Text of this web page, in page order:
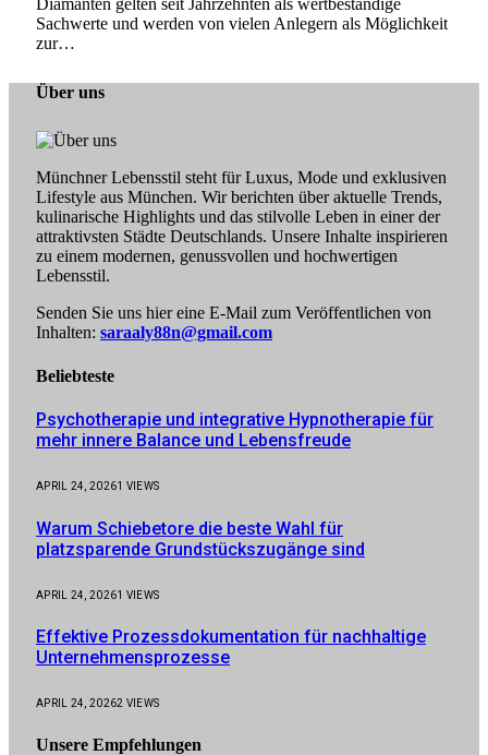
Diamanten gelten seit Jahrzehnten als wertbeständige
Sachwerte und werden von vielen Anlegern als Möglichkeit
zur…
Über uns
Münchner Lebensstil steht für Luxus, Mode und exklusiven
Lifestyle aus München. Wir berichten über aktuelle Trends,
kulinarische Highlights und das stilvolle Leben in einer der
attraktivsten Städte Deutschlands. Unsere Inhalte inspirieren
zu einem modernen, genussvollen und hochwertigen
Lebensstil.
Senden Sie uns hier eine E-Mail zum Veröffentlichen von
Inhalten: saraaly88n@gmail.com
Beliebteste
Psychotherapie und integrative Hypnotherapie für
mehr innere Balance und Lebensfreude
APRIL 24, 20261 VIEWS
Warum Schiebetore die beste Wahl für
platzsparende Grundstückszugänge sind
APRIL 24, 20261 VIEWS
Effektive Prozessdokumentation für nachhaltige
Unternehmensprozesse
APRIL 24, 20262 VIEWS
Unsere Empfehlungen